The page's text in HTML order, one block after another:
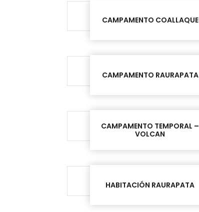
CAMPAMENTO COALLAQUE
CAMPAMENTO RAURAPATA
CAMPAMENTO TEMPORAL –
VOLCAN
HABITACIÓN RAURAPATA